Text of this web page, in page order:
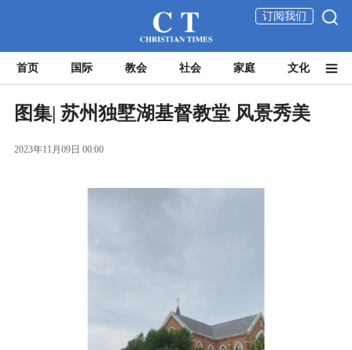
订阅我们
首页 国际 教会 社会 家庭 文化
图集| 苏州独墅湖基督教堂 风景秀美
2023年11月09日 00:00